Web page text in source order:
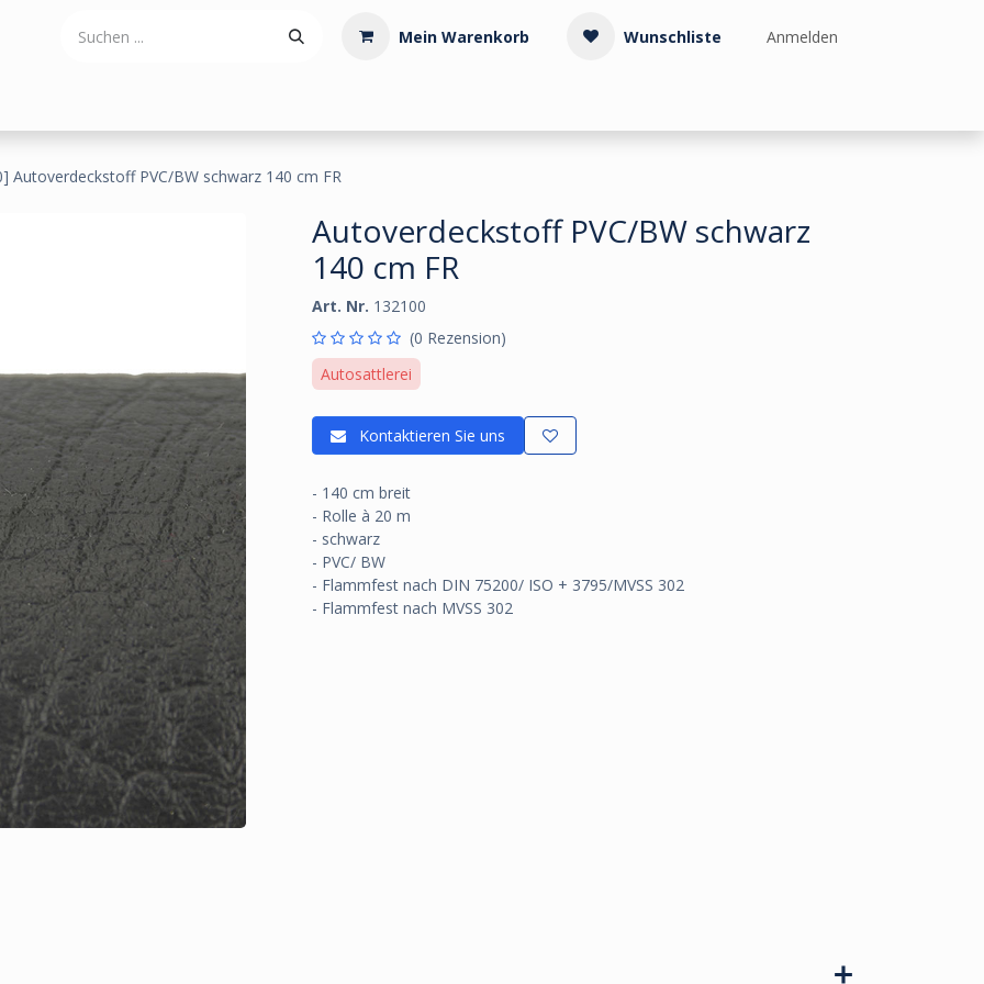
Mein Warenkorb
Wunschliste Anmelden
Autoverdeckstoff PVC/BW schwarz 140 cm FR
Autoverdeckstoff PVC/BW schwarz
140 cm FR
Art. Nr. 132100
(0 Rezension)
Autosattlerei
Kontaktieren Sie uns
- 140 cm breit
- Rolle à 20 m
- schwarz
- PVC/ BW
- Flammfest nach DIN 75200/ ISO + 3795/MVSS 302
- Flammfest nach MVSS 302